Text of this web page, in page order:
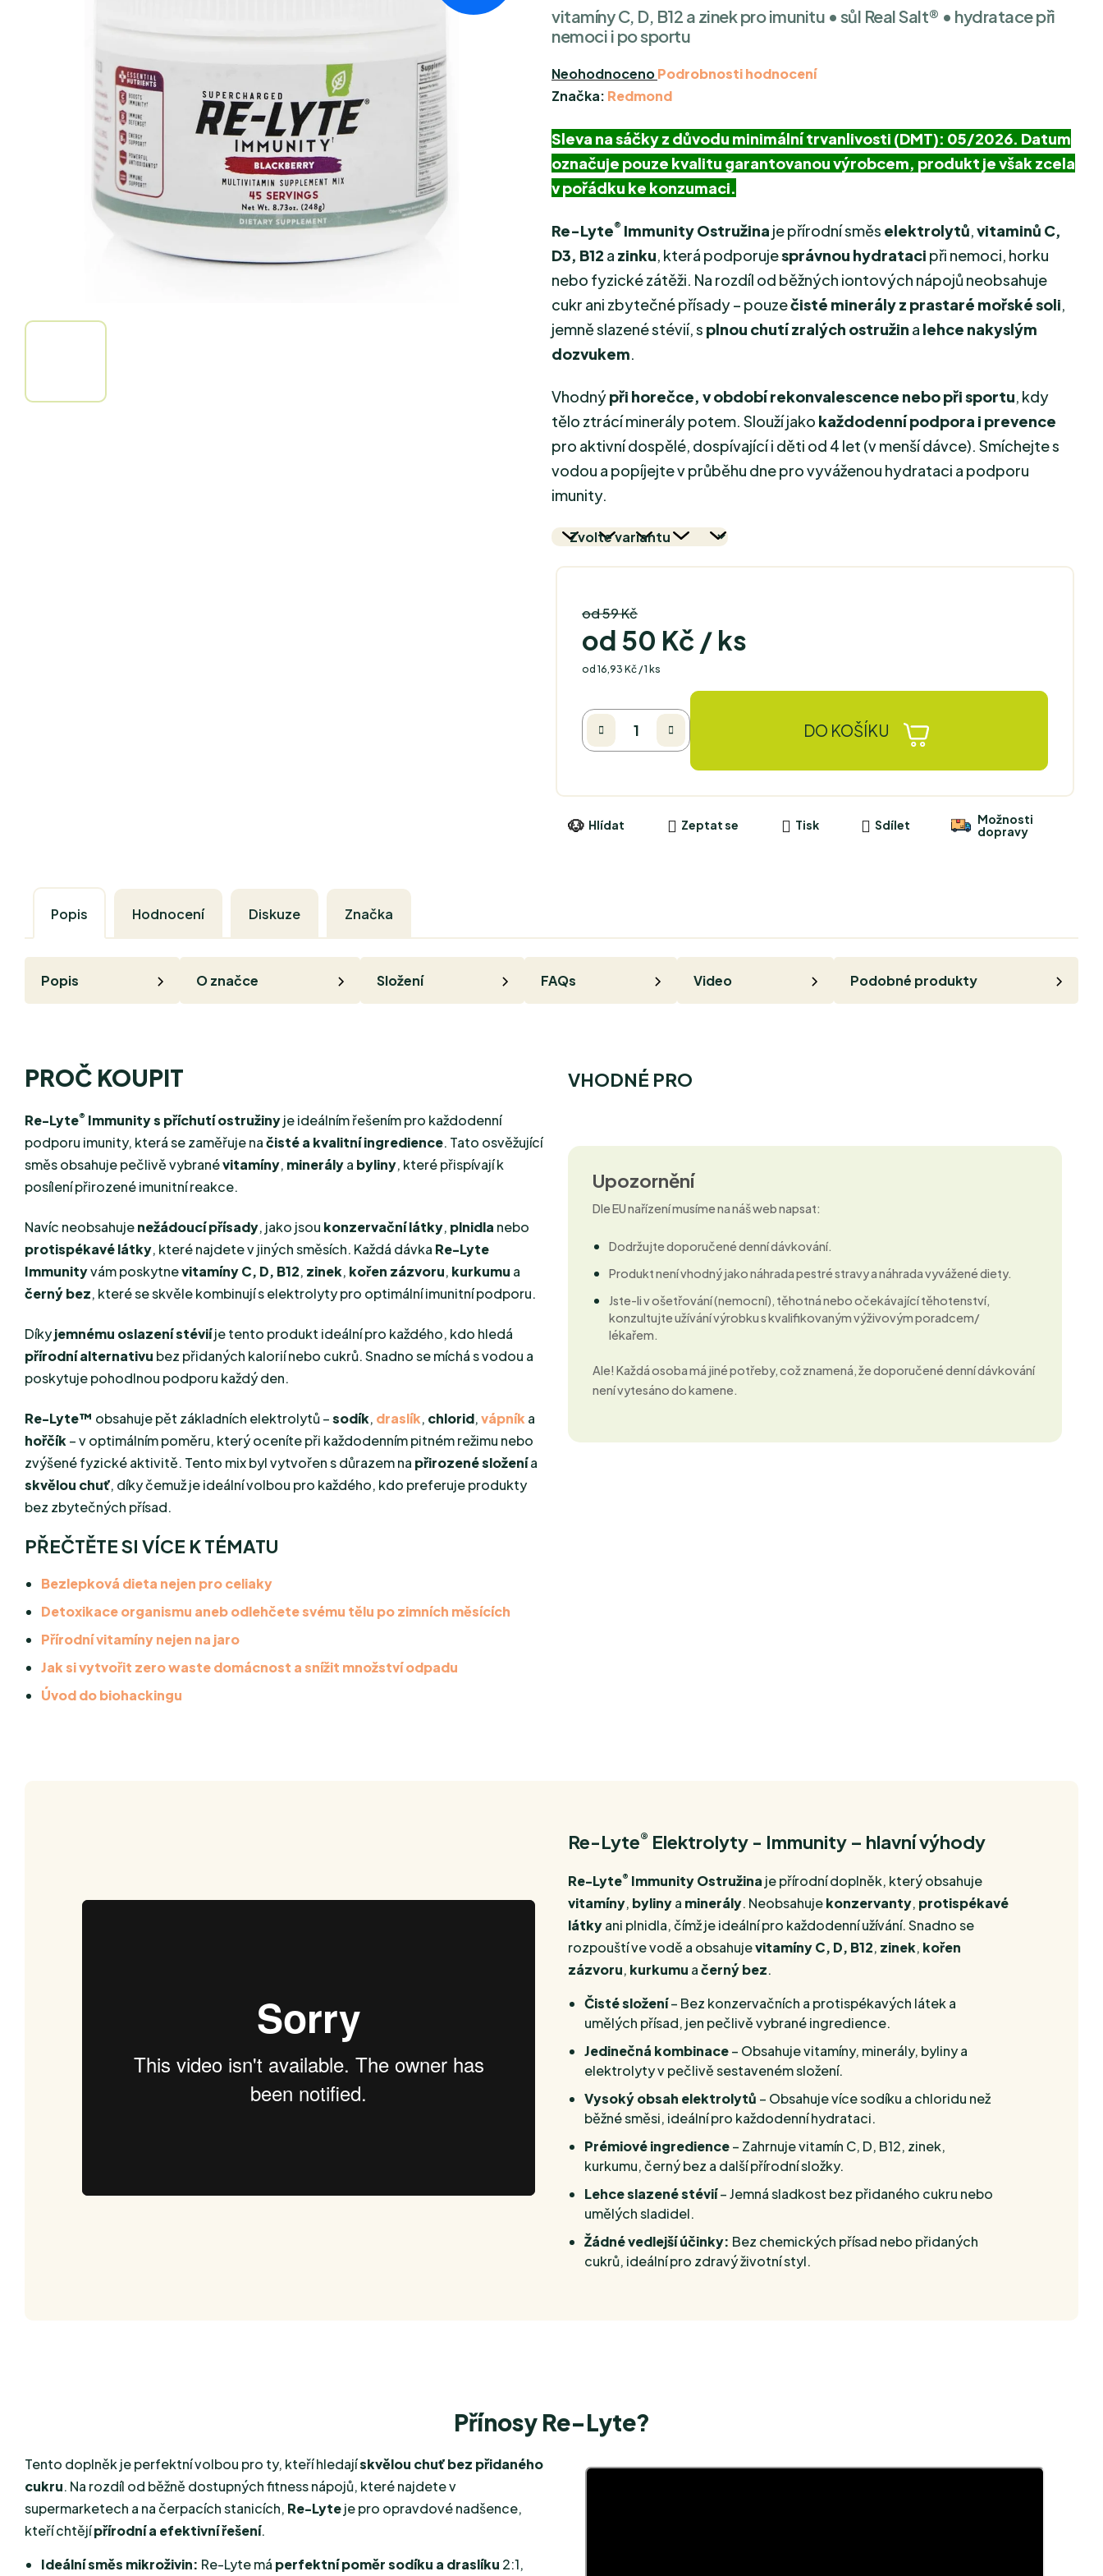
vitamíny C, D, B12 a zinek pro imunitu • sůl Real Salt® • hydratace při
nemoci i po sportu
Průměrné
hodnocení
je
0,0
z
hvězdiček.
NeohodnocenoPodrobnosti hodnocení
Značka: Redmond
Sleva na sáčky z důvodu minimální trvanlivosti (DMT): 05/2026. Datum
označuje pouze kvalitu garantovanou výrobcem, produkt je však zcela
v pořádku ke konzumaci.
Re-Lyte® Immunity Ostružina je přírodní směs elektrolytů,vitaminů C,
D3, B12 a zinku, která podporujesprávnou hydrataci při nemoci, horku
nebo fyzické zátěži. Na rozdíl od běžných iontových nápojů neobsahuje
cukr ani zbytečné přísady – pouzečisté minerály z prastaré mořské soli,
jemně slazené stévií, s plnou chutí zralých ostružin a lehce nakyslým
dozvukem.
Vhodnýpři horečce, v období rekonvalescence nebo při sportu, kdy
tělo ztrácí minerály potem. Slouží jako každodenní podpora i prevence
pro aktivní dospělé, dospívající i děti od 4 let (v menší dávce). Smíchejte s
vodou a popíjejte v průběhu dne pro vyváženou hydrataci a podporu
imunity.
od 59 Kč
od 50 Kč / ks
Měrná cena:
od 16,93 Kč / 1 ks
DO KOŠÍKU
Tisk
Zeptat se
Hlídat Sdílet
Možnosti
dopravy
Popis Hodnocení Diskuze Značka
Popis O značce Složení FAQs Video Podobné produkty
PROČ KOUPIT
Re-Lyte® Immunity s příchutí ostružinyje ideálním řešením pro každodenní
podporu imunity, která se zaměřuje načisté a kvalitní ingredience. Tato osvěžující
směs obsahuje pečlivě vybranévitamíny, minerálya byliny, které přispívají k
posílení přirozené imunitní reakce.
Navíc neobsahujenežádoucí přísady, jako jsou konzervační látky, plnidla nebo
protispékavé látky, které najdete v jiných směsích. Každá dávka Re-Lyte
Immunityvám poskytnevitamíny C, D, B12, zinek, kořen zázvoru, kurkumu a
černý bez, které se skvěle kombinují s elektrolyty pro optimální imunitní podporu.
Díkyjemnému oslazení stéviíje tento produkt ideální pro každého, kdo hledá
přírodní alternativu bez přidaných kalorií nebo cukrů. Snadno se míchá s vodou a
poskytuje pohodlnou podporu každý den.
Re-Lyte™ obsahuje pět základních elektrolytů –sodík, draslík, chlorid,vápník a
hořčík – v optimálním poměru, který oceníte při každodenním pitném režimu nebo
zvýšené fyzické aktivitě. Tento mix byl vytvořen s důrazem na přirozené složenía
skvělou chuť, díky čemuž je ideální volbou pro každého, kdo preferuje produkty
bez zbytečných přísad.
PŘEČTĚTE SI VÍCE K TÉMATU
Bezlepková dieta nejen pro celiaky
Detoxikace organismu aneb odlehčete svému tělu po zimních měsících
Přírodní vitamíny nejen na jaro
Jak si vytvořit zero waste domácnost a snížit množství odpadu
Úvod do biohackingu
VHODNÉ PRO
Upozornění
Dle EU nařízení musíme na náš web napsat:
Dodržujte doporučené denní dávkování.
Produkt není vhodný jako náhrada pestré stravy a náhrada vyvážené diety.
Jste-li v ošetřování (nemocní), těhotná nebo očekávající těhotenství,
konzultujte užívání výrobku s kvalifikovaným výživovým poradcem/
lékařem.
Ale! Každá osoba má jiné potřeby, což znamená, že doporučené denní dávkování
není vytesáno do kamene.
Re-Lyte® Elektrolyty - Immunity – hlavní výhody
Re-Lyte® Immunity Ostružina je přírodní doplněk, který obsahuje
vitamíny, bylinya minerály. Neobsahujekonzervanty, protispékavé
látkyani plnidla, čímž je ideální pro každodenní užívání. Snadno se
rozpouští ve vodě a obsahujevitamíny C, D, B12, zinek, kořen
zázvoru, kurkumu ačerný bez.
Čisté složení– Bez konzervačních a protispékavých látek a
umělých přísad, jen pečlivě vybrané ingredience.
Jedinečná kombinace– Obsahuje vitamíny, minerály, byliny a
elektrolyty v pečlivě sestaveném složení.
Vysoký obsah elektrolytů – Obsahuje více sodíku a chloridu než
běžné směsi, ideální pro každodenní hydrataci.
Prémiové ingredience– Zahrnuje vitamín C, D, B12, zinek,
kurkumu, černý bez a další přírodní složky.
Lehce slazené stévií– Jemná sladkost bez přidaného cukru nebo
umělých sladidel.
Žádné vedlejší účinky: Bez chemických přísad nebo přidaných
cukrů, ideální pro zdravý životní styl.
Přínosy Re-Lyte?
Tento doplněk je perfektní volbou pro ty, kteří hledajískvělou chuť bez přidaného
cukru. Na rozdíl od běžně dostupných fitness nápojů, které najdete v
supermarketech a na čerpacích stanicích, Re-Lyteje pro opravdové nadšence,
kteří chtějípřírodní a efektivní řešení.
Ideální směs mikroživin: Re-Lyte má perfektní poměr sodíku a draslíku 2:1,